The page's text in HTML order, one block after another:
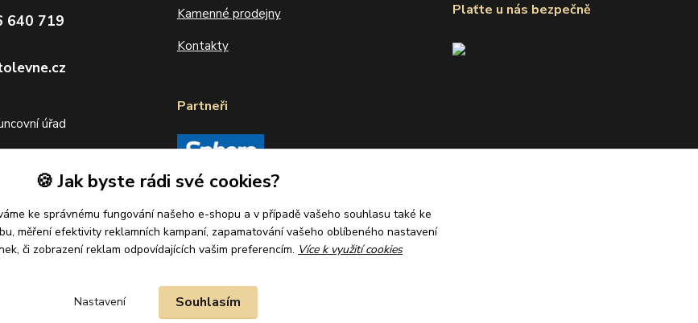
Kamenné prodejny
Kontakty
Partneři
Plaťte u nás bezpečně
640 719
🍪 Jak byste rádi své cookies?
ke správnému fungování našeho e-shopu a v případě vašeho souhlasu také ke
měření efektivity reklamních kampaní, zapamatování vašeho oblíbeného nastavení
či zobrazení reklam odpovídajících vašim preferencím. Více k využití cookies
Nastavení Souhlasím